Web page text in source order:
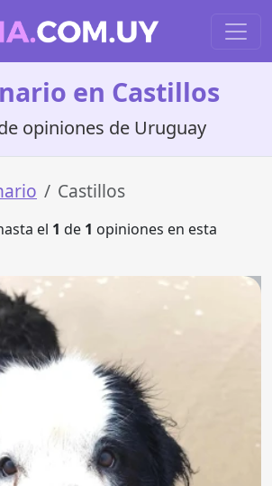
en Castillos
opiniones de Uruguay
Castillos
el 1 de 1 opiniones en esta